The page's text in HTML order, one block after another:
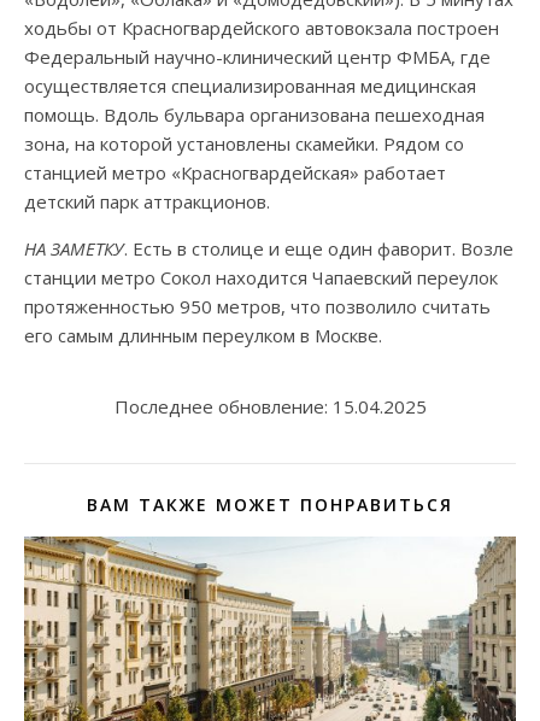
ходьбы от Красногвардейского автовокзала построен
Федеральный научно-клинический центр ФМБА, где
осуществляется специализированная медицинская
помощь. Вдоль бульвара организована пешеходная
зона, на которой установлены скамейки. Рядом со
станцией метро «Красногвардейская» работает
детский парк аттракционов.
НА ЗАМЕТКУ. Есть в столице и еще один фаворит. Возле
станции метро Сокол находится Чапаевский переулок
протяженностью 950 метров, что позволило считать
его самым длинным переулком в Москве.
Последнее обновление: 15.04.2025
ВАМ ТАКЖЕ МОЖЕТ ПОНРАВИТЬСЯ